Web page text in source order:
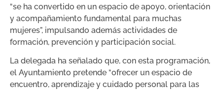
“se ha convertido en un espacio de apoyo, orientación
y acompañamiento fundamental para muchas
mujeres”, impulsando además actividades de
formación, prevención y participación social.
La delegada ha señalado que, con esta programación,
el Ayuntamiento pretende “ofrecer un espacio de
encuentro, aprendizaje y cuidado personal para las